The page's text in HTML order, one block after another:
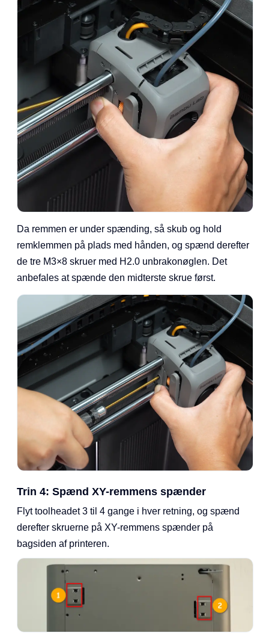
Da remmen er under spænding, så skub og hold
remklemmen på plads med hånden, og spænd derefter
de tre M3×8 skruer med H2.0 unbrakonøglen. Det
anbefales at spænde den midterste skrue først.
Trin 4: Spænd XY-remmens spænder
Flyt toolheadet 3 til 4 gange i hver retning, og spænd
derefter skruerne på XY-remmens spænder på
bagsiden af printeren.